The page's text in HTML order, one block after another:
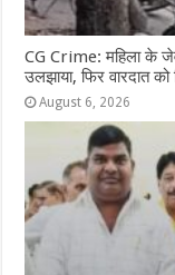
CG Crime: महिला के
उलझाया, फिर वारदात
August 6, 2026